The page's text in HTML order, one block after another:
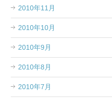
2010年11月
2010年10月
2010年9月
2010年8月
2010年7月